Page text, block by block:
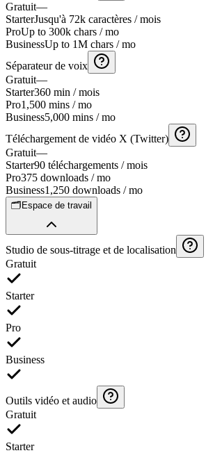
Gratuit—
StarterJusqu'à 72k caractères / mois
ProUp to 300k chars / mo
BusinessUp to 1M chars / mo
Séparateur de voix
Gratuit—
Starter360 min / mois
Pro1,500 mins / mo
Business5,000 mins / mo
Téléchargement de vidéo X (Twitter)
Gratuit—
Starter90 téléchargements / mois
Pro375 downloads / mo
Business1,250 downloads / mo
🗂️ Espace de travail
Studio de sous-titrage et de localisation
Gratuit
Starter
Pro
Business
Outils vidéo et audio
Gratuit
Starter